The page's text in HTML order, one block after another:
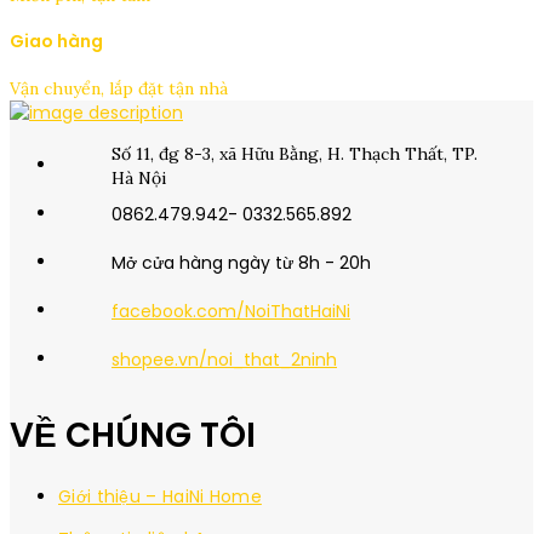
Giao hàng
Vận chuyển, lắp đặt tận nhà
Số 11, đg 8-3, xã Hữu Bằng, H. Thạch Thất, TP.
Hà Nội
0862.479.942- 0332.565.892
Mở cửa hàng ngày từ 8h - 20h
facebook.com/NoiThatHaiNi
shopee.vn/noi_that_2ninh
VỀ CHÚNG TÔI
Giới thiệu – HaiNi Home